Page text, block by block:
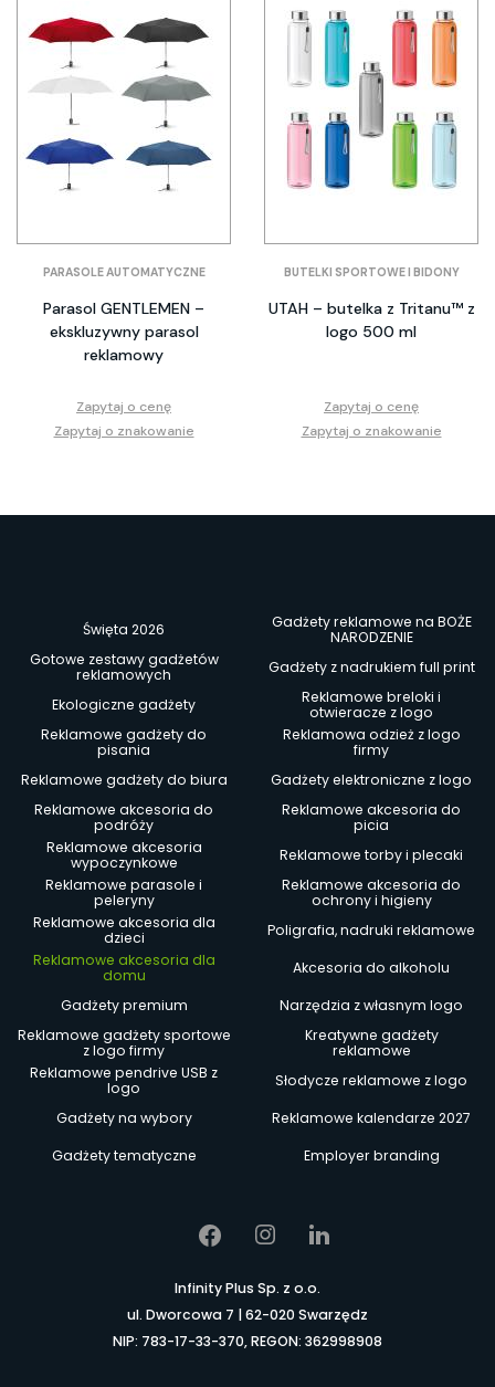
PARASOLE AUTOMATYCZNE
Parasol GENTLEMEN –
ekskluzywny parasol
reklamowy
Zapytaj o cenę
Zapytaj o znakowanie
BUTELKI SPORTOWE I BIDONY
UTAH – butelka z Tritanu™ z
logo 500 ml
Zapytaj o cenę
Zapytaj o znakowanie
Święta 2026
Gadżety reklamowe na BOŻE
NARODZENIE
Gotowe zestawy gadżetów
reklamowych
Gadżety z nadrukiem full print
Ekologiczne gadżety
Reklamowe breloki i
otwieracze z logo
Reklamowe gadżety do
pisania
Reklamowa odzież z logo
firmy
Reklamowe gadżety do biura
Gadżety elektroniczne z logo
Reklamowe akcesoria do
podróży
Reklamowe akcesoria do
picia
Reklamowe akcesoria
wypoczynkowe
Reklamowe torby i plecaki
Reklamowe parasole i
peleryny
Reklamowe akcesoria do
ochrony i higieny
Reklamowe akcesoria dla
dzieci
Poligrafia, nadruki reklamowe
Reklamowe akcesoria dla
domu
Akcesoria do alkoholu
Gadżety premium
Narzędzia z własnym logo
Reklamowe gadżety sportowe
z logo firmy
Kreatywne gadżety
reklamowe
Reklamowe pendrive USB z
logo
Słodycze reklamowe z logo
Gadżety na wybory
Reklamowe kalendarze 2027
Gadżety tematyczne
Employer branding
Infinity Plus Sp. z o.o.
ul. Dworcowa 7 | 62-020 Swarzędz
NIP: 783-17-33-370, REGON: 362998908